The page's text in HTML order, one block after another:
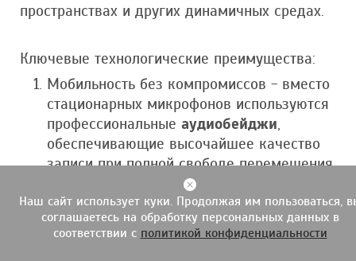
пространствах и других динамичных средах.
Ключевые технологические преимущества:
Мобильность без компромиссов - вместо
стационарных микрофонов используются
профессиональные аудиобейджи,
обеспечивающие высочайшее качество
записи при полной свободе перемещения
Интеллектуальная сегментация -
уникальнаяКнопка Активности(Генератор
Наш сайт использует куки. Продолжая им пользоваться,
соглашаетесь на обработку персональных данных в
соответствии с политикой конфиденциальности